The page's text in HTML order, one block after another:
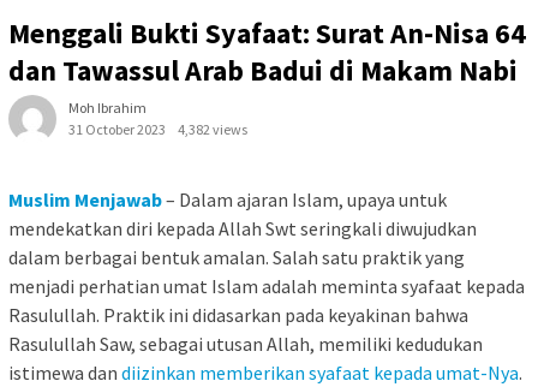
Menggali Bukti Syafaat: Surat An-Nisa 64
dan Tawassul Arab Badui di Makam Nabi
Moh Ibrahim
31 October 2023
4,382 views
Muslim Menjawab– Dalam ajaran Islam, upaya untuk
mendekatkan diri kepada Allah Swt seringkali diwujudkan
dalam berbagai bentuk amalan. Salah satu praktik yang
menjadi perhatian umat Islam adalah meminta syafaat kepada
Rasulullah. Praktik ini didasarkan pada keyakinan bahwa
Rasulullah Saw, sebagai utusan Allah, memiliki kedudukan
istimewa dan diizinkan memberikan syafaat kepada umat-Nya.